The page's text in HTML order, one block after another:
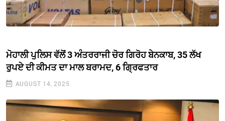
ਮੋਹਾਲੀ ਪੁਲਿਸ ਵੱਲੋਂ 3 ਅੰਤਰਰਾਜੀ ਚੋਰ ਗਿਰੋਹ ਬੇਨਕਾਬ, 35 ਲੱਖ
ਰੁਪਏ ਦੀ ਕੀਮਤ ਦਾ ਮਾਲ ਬਰਾਮਦ, 6 ਗ੍ਰਿਫਤਾਰ
AUGUST 14, 2025